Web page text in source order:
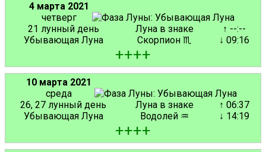
4 марта 2021
четверг
21 лунный день
Убывающая Луна
Луна в знаке
Скорпион ♏
↑ --:--
↓ 09:16
++++
10 марта 2021
среда
26, 27 лунный день
Убывающая Луна
Луна в знаке
Водолей ♒
↑ 06:37
↓ 14:19
++++